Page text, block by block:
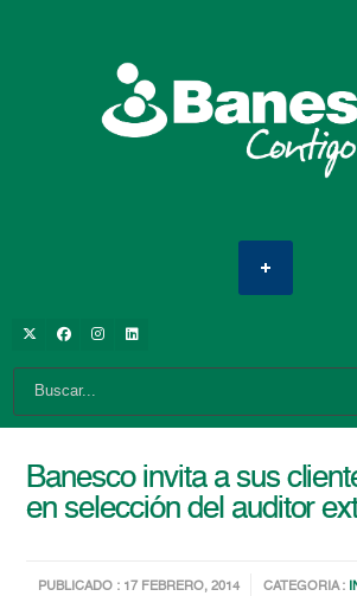
Banesco invita a sus
en selección del auditor
PUBLICADO : 17 FEBRERO, 2014 CATEGORIA :